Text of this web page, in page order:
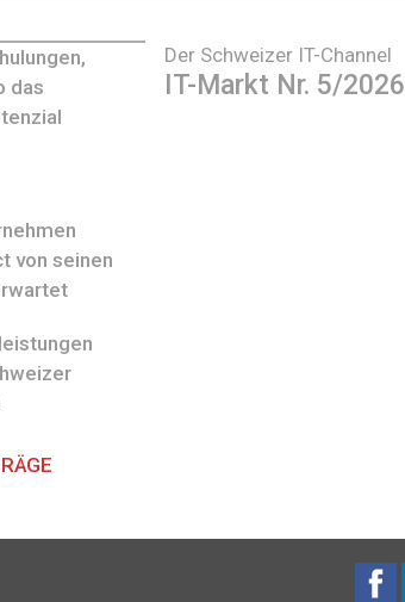
Der Schweizer IT-Channel
IT-Markt Nr. 5/2026
das
von seinen